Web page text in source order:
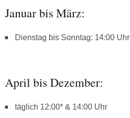
Januar bis März:
Dienstag bis Sonntag: 14:00 Uhr
April bis Dezember:
täglich 12:00* & 14:00 Uhr